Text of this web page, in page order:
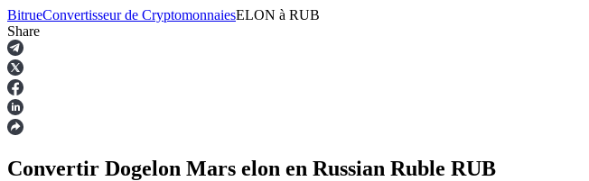
Contrats à terme
BitrueConvertisseur de CryptomonnaiesELON à RUB
Share
Convertir Dogelon Mars elon en Russian Ruble RUB